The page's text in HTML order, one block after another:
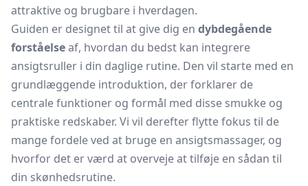
attraktive og brugbare i hverdagen.
Guiden er designet til at give dig en dybdegående
forståelseaf, hvordan du bedst kan integrere
ansigtsruller i din daglige rutine. Den vil starte med en
grundlæggende introduktion, der forklarer de
centrale funktioner og formål med disse smukke og
praktiske redskaber. Vi vil derefter flytte fokus til de
mange fordele ved at bruge en ansigtsmassager, og
hvorfor det er værd at overveje at tilføje en sådan til
din skønhedsrutine.